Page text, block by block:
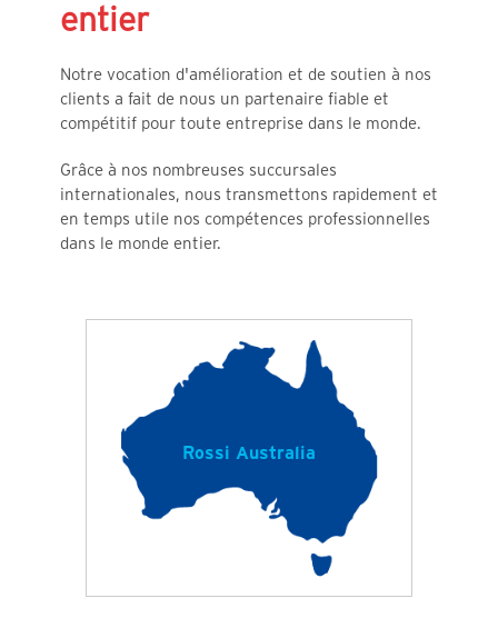
entier
Notre vocation d'amélioration et de soutien à nos
clients a fait de nous un partenaire fiable et
compétitif pour toute entreprise dans le monde.
Grâce à nos nombreuses succursales
internationales, nous transmettons rapidement et
en temps utile nos compétences professionnelles
dans le monde entier.
Rossi Australia